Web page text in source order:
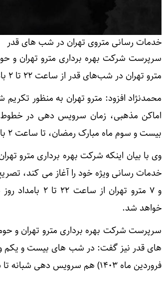
خدمات رسانی متروی تهران در شب های قدر
سرپرست شرکت بهره برداری مترو تهران
مترو تهران در شب‌های قدر از ساعت ۲۲ تا ۲ بامداد افزایش خواهد یافت.
محمدنژاد افزود: مترو تهران به منظور
اماکن مذهبی، زمان سرویس دهی در
بیست و سوم ماه مبارک رمضان، تا ساعت ۲ بامداد افزایش می یابد.
خواهد شد.
سرپرست شرکت بهره برداری مترو تهران و
فروردین ماه ۱۴۰۳) هم سرویس دهی شبانه تا ساعت ۲ بامداد با سر فاصله ۳۰ دقیقه انجام می شود.